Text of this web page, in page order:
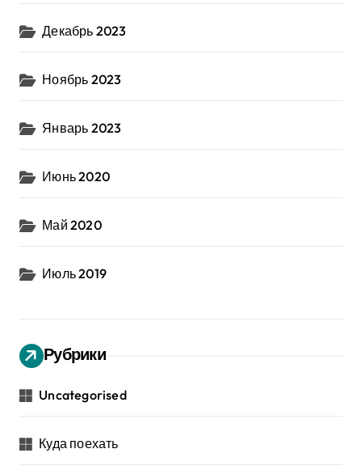
Декабрь 2023
Ноябрь 2023
Январь 2023
Июнь 2020
Май 2020
Июль 2019
Рубрики
Uncategorised
Куда поехать